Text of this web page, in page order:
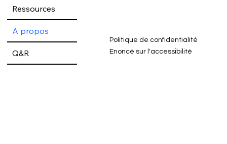
Ressources
A propos
Q&R Enoncé sur l'accessibilité
Politique de confidentialité